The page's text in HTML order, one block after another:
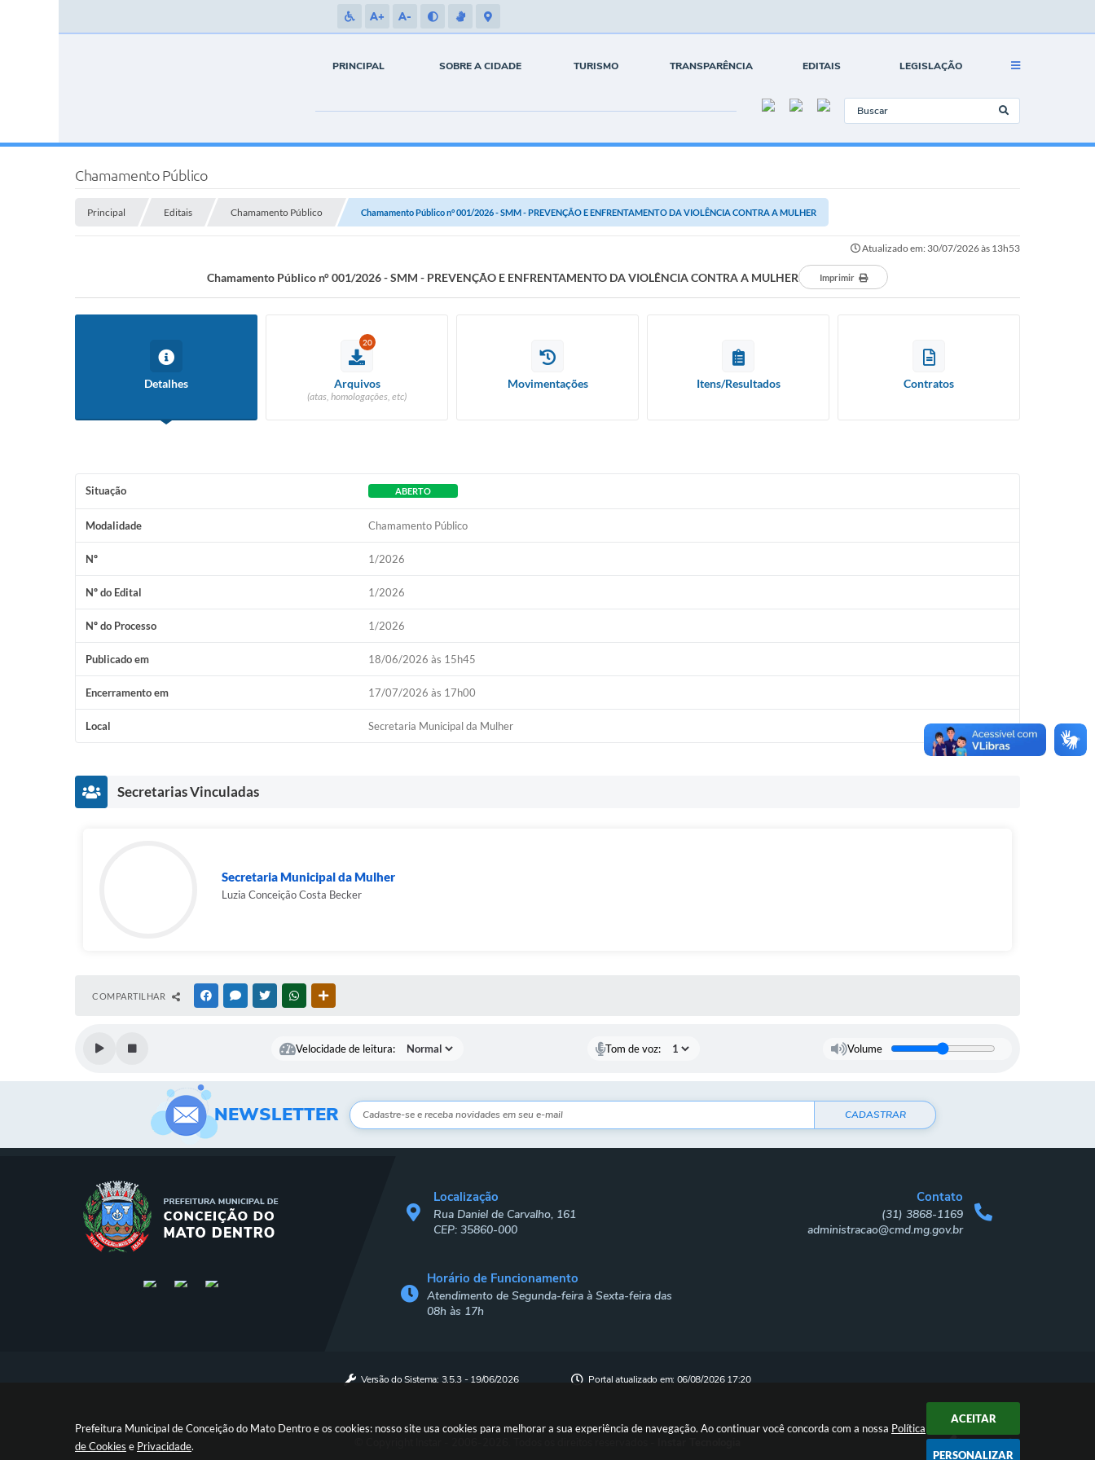
Prefeitura Municipal de Conceição do Mato Dentro e os cookies: nosso site usa cookies para melhorar a sua experiência de navegação. Ao continuar você concorda com a nossa Política
de Cookies e Privacidade.
ACEITAR
PERSONALIZAR
A+ A-
PRINCIPAL SOBRE A CIDADE TURISMO TRANSPARÊNCIA EDITAIS LEGISLAÇÃO
Chamamento Público
Principal Editais Chamamento Público Chamamento Público n° 001/2026 - SMM - PREVENÇÃO E ENFRENTAMENTO DA VIOLÊNCIA CONTRA A MULHER
Atualizado em: 30/07/2026 às 13h53
Chamamento Público n° 001/2026 - SMM - PREVENÇÃO E ENFRENTAMENTO DA VIOLÊNCIA CONTRA A MULHER Imprimir
Detalhes
20
Arquivos
(atas, homologações, etc)
Movimentações Itens/Resultados Contratos
Situação ABERTO
Modalidade Chamamento Público
Nº 1/2026
Nº do Edital 1/2026
Nº do Processo 1/2026
Publicado em 18/06/2026 às 15h45
Encerramento em 17/07/2026 às 17h00
Local Secretaria Municipal da Mulher
Secretarias Vinculadas
Secretaria Municipal da Mulher
Luzia Conceição Costa Becker
COMPARTILHAR FACEBOOKMESSENGER
TWITTERWHATSAPP
Velocidade de leitura: Tom de voz: Volume
NEWSLETTER CADASTRAR
Localização
Rua Daniel de Carvalho, 161
CEP: 35860-000
Contato
(31) 3868-1169
administracao@cmd.mg.gov.br
Horário de Funcionamento
Atendimento de Segunda-feira à Sexta-feira das
08h às 17h
Versão do Sistema: 3.5.3 - 19/06/2026 Portal atualizado em: 06/08/2026 17:20